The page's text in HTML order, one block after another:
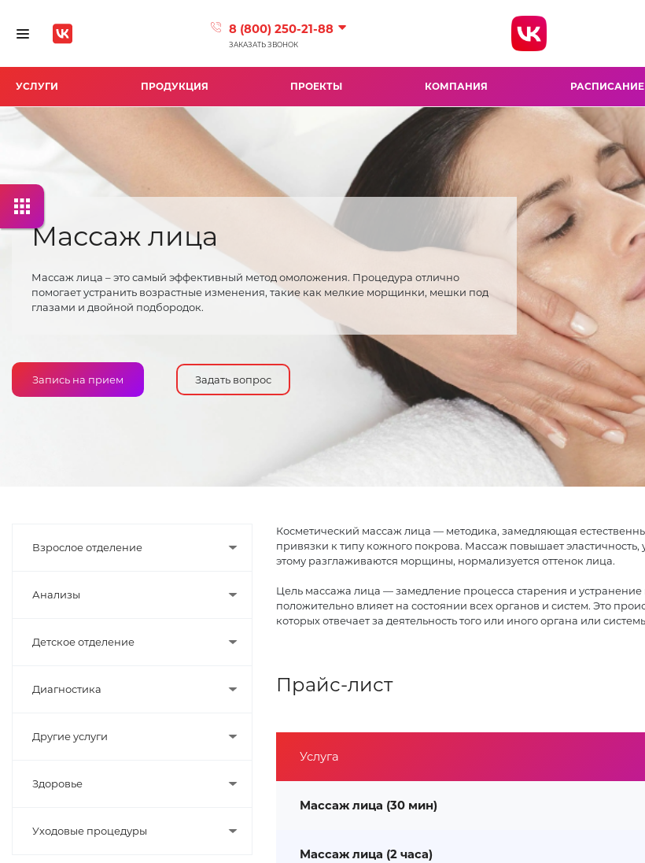
Toggle navigation 8 (800) 250-21-88
ЗАКАЗАТЬ ЗВОНОК
УСЛУГИ ПРОДУКЦИЯ ПРОЕКТЫ КОМПАНИЯ РАСПИСАНИЕ
Массаж лица
Массаж лица – это самый эффективный метод омоложения. Процедура отлично
помогает устранить возрастные изменения, такие как мелкие морщинки, мешки под
глазами и двойной подбородок.
Запись на прием Задать вопрос
Взрослое отделение
Анализы
Детское отделение
Диагностика
Другие услуги
Здоровье
Уходовые процедуры
Косметический массаж лица — методика, замедляющая
привязки к типу кожного покрова. Массаж повышает
этому разглаживаются морщины, нормализуется оттенок лица.
Цель массажа лица — замедление процесса старения и
положительно влияет на состоянии всех органов и систем. Это
которых отвечает за деятельность того или иного органа или
Прайс-лист
Услуга
Массаж лица (30 мин)
Массаж лица (2 часа)